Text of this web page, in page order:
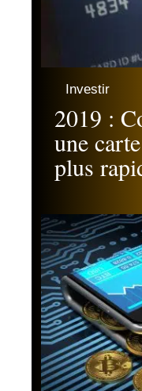
Investir
2019 :
une
plus